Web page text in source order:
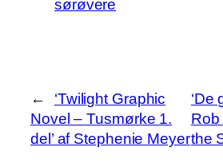
sørøvere
←
‘Twilight Graphic
Novel – Tusmørke 1.
del’ af Stephenie Meyer
‘De
Rob
the